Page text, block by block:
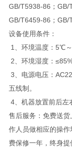
GB/T5938-86；GB/
GB/T6459-86；GB/
设备使用条件：
1、环境温度：5℃
2、环境湿度：
3、电源电压：
五线制。
4、机器放置前后左
售后服务：免费送
作人员做相应的操
费保修一年，终身提